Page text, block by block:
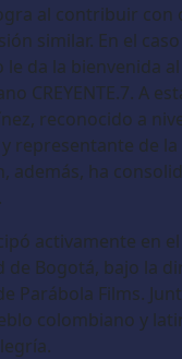
al contribuir con
similar. En el caso
le da la bienvenida
CREYENTE.7. A
reconocido a
representante de la
además, ha
activamente en
de Bogotá, bajo la
Parábola Films.
colombiano y